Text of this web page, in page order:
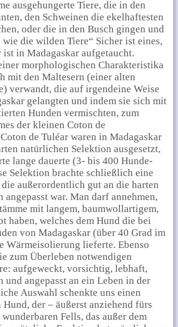
ausgehungerte Tiere, die in den
den Schweinen die ekelhaftesten
oder die in den Busch gingen und
die wilden Tiere“ Sicher ist eines,
ist in Madagaskar aufgetaucht.
morphologischen Charakteristika
mit den Maltesern (einer alten
verwandt, die auf irgendeine Weise
gelangten und indem sie sich mit
Hunden vermischten, zum
der kleinen Coton de
de Tuléar waren in Madagaskar
natürlichen Selektion ausgesetzt,
lange dauerte (3- bis 400 Hunde-
Selektion brachte schließlich eine
außerordentlich gut an die harten
angepasst war. Man darf annehmen,
mit langem, baumwollartigem,
haben, welches dem Hund die bei
von Madagaskar (über 40 Grad im
Wärmeisolierung lieferte. Ebenso
zum Überleben notwendigen
aufgeweckt, vorsichtig, lebhaft,
und angepasst an ein Leben in der
Auswahl schenkte uns einen
der – äußerst anziehend fürs
Fells, das außer dem